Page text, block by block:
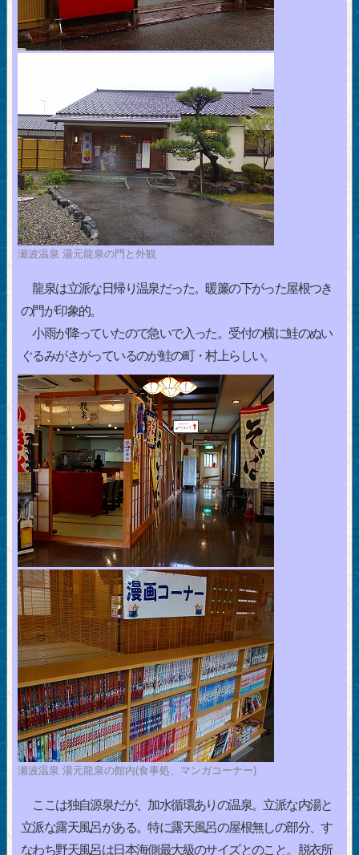
瀬波温泉 湯元龍泉の門と外観
龍泉は立派な日帰り温泉だった。暖簾の下がった屋根つき
の門が印象的。
小雨が降っていたので急いで入った。受付の横に鮭のぬい
ぐるみがさがっているのが鮭の町・村上らしい。
瀬波温泉 湯元龍泉の館内(食事処、マンガコーナー)
ここは独自源泉だが、加水循環ありの温泉。立派な内湯と
立派な露天風呂がある。特に露天風呂の屋根無しの部分、す
なわち野天風呂は日本海側最大級のサイズとのこと。脱衣所